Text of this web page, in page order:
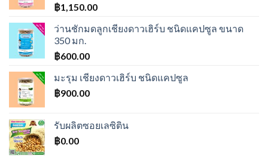
฿1,150.00
ว่านชักมดลูกเชียงดาวเฮิร์บ ชนิดแคปซูล ขนาด
350 มก.
฿600.00
มะรุม เชียงดาวเฮิร์บ ชนิดแคปซูล
฿900.00
รับผลิตซอยเลซิติน
฿0.00